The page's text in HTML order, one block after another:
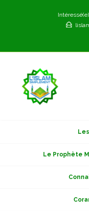
Le Prophète